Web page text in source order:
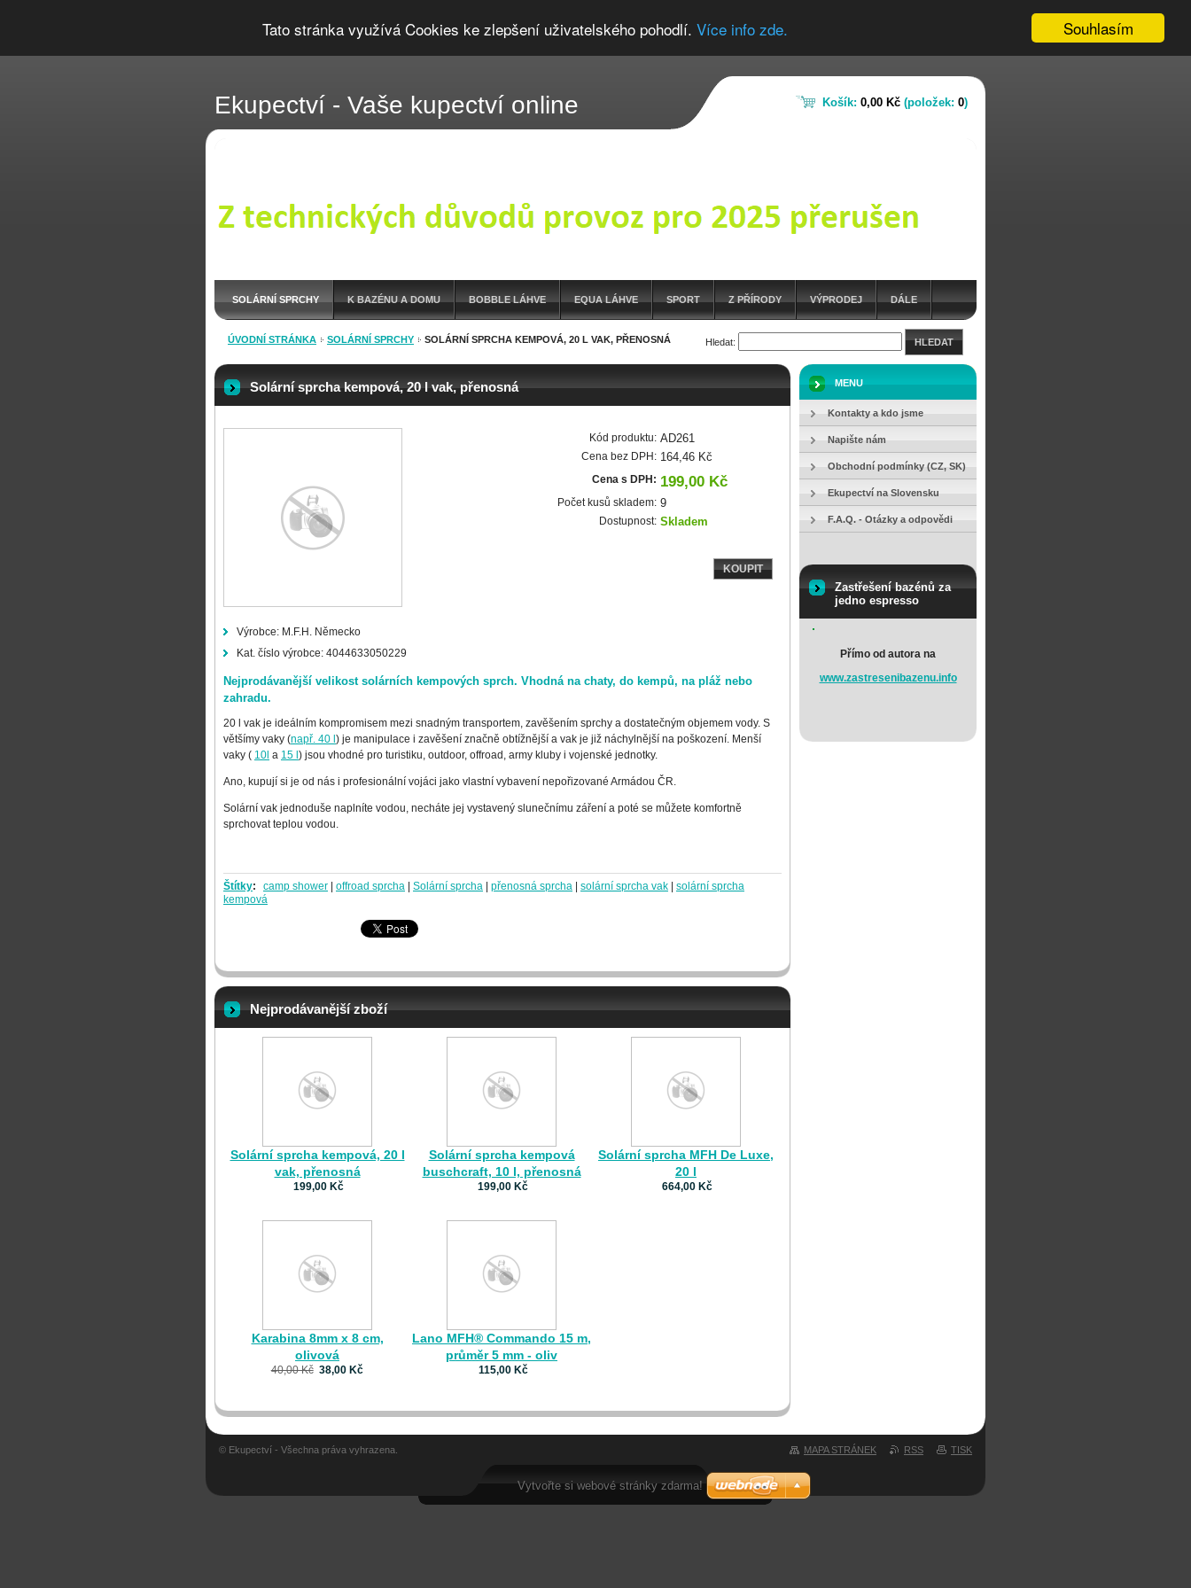
Souhlasím
Tato stránka využívá Cookies ke zlepšení uživatelského pohodlí. Více info zde.
Ekupectví - Vaše kupectví online
SOLÁRNÍ SPRCHY K BAZÉNU A DOMU BOBBLE LÁHVE EQUA LÁHVE SPORT Z PŘÍRODY VÝPRODEJ DÁLE
OUTDOOR LÁHVE ARCHIV
ÚVODNÍ STRÁNKA SOLÁRNÍ SPRCHY SOLÁRNÍ SPRCHA KEMPOVÁ, 20 L VAK, PŘENOSNÁ Hledat: HLEDAT
Solární sprcha kempová, 20 l vak, přenosná
Výrobce: M.F.H. Německo
Kat. číslo výrobce: 4044633050229
Kód produktu: AD261
Cena bez DPH: 164,46 Kč
Cena s DPH: 199,00 Kč
Počet kusů skladem: 9
Dostupnost: Skladem
KOUPIT
Nejprodávanější velikost solárních kempových sprch. Vhodná na chaty, do kempů, na pláž nebo
zahradu.
20 l vak je ideálním kompromisem mezi snadným transportem, zavěšením sprchy a dostatečným objemem vody. S
většímy vaky (např. 40 l ) je manipulace i zavěšení značně obtížnější a vak je již náchylnější na poškození. Menší
vaky ( 10l a 15 l ) jsou vhodné pro turistiku, outdoor, offroad, army kluby i vojenské jednotky.
Ano, kupují si je od nás i profesionální vojáci jako vlastní vybavení nepořizované Armádou ČR.
Solární vak jednoduše naplníte vodou, necháte jej vystavený slunečnímu záření a poté se můžete komfortně
sprchovat teplou vodou.
Štítky: camp shower offroad sprcha Solární sprcha přenosná sprcha solární sprcha vak
solární sprcha
kempová
Nejprodávanější zboží
Solární sprcha kempová, 20 l
vak, přenosná
199,00 Kč
Solární sprcha kempová
buschcraft, 10 l, přenosná
199,00 Kč
Solární sprcha MFH De Luxe,
20 l
664,00 Kč
Karabina 8mm x 8 cm,
olivová
40,00 Kč 38,00 Kč
Lano MFH® Commando 15 m,
průměr 5 mm - oliv
115,00 Kč
MENU
Kontakty a kdo jsme
Napište nám
Obchodní podmínky (CZ, SK)
Ekupectví na Slovensku
F.A.Q. - Otázky a odpovědi
Zastřešení bazénů za
jedno espresso
Přímo od autora na
www.zastresenibazenu.info
Košík: 0,00 Kč (položek: 0)
MAPA STRÁNEK RSS TISK
© Ekupectví - Všechna práva vyhrazena.
Vytvořte si webové stránky zdarma!